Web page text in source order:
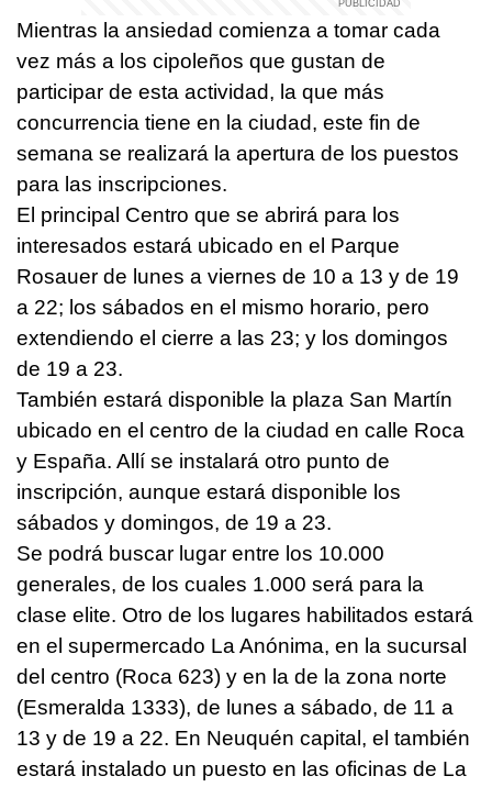
Mientras la ansiedad comienza a tomar cada
vez más a los cipoleños que gustan de
participar de esta actividad, la que más
concurrencia tiene en la ciudad, este fin de
semana se realizará la apertura de los puestos
para las inscripciones.
El principal Centro que se abrirá para los
interesados estará ubicado en el Parque
Rosauer de lunes a viernes de 10 a 13 y de 19
a 22; los sábados en el mismo horario, pero
extendiendo el cierre a las 23; y los domingos
de 19 a 23.
También estará disponible la plaza San Martín
ubicado en el centro de la ciudad en calle Roca
y España. Allí se instalará otro punto de
inscripción, aunque estará disponible los
sábados y domingos, de 19 a 23.
Se podrá buscar lugar entre los 10.000
generales, de los cuales 1.000 será para la
clase elite. Otro de los lugares habilitados estará
en el supermercado La Anónima, en la sucursal
del centro (Roca 623) y en la de la zona norte
(Esmeralda 1333), de lunes a sábado, de 11 a
13 y de 19 a 22. En Neuquén capital, el también
estará instalado un puesto en las oficinas de La